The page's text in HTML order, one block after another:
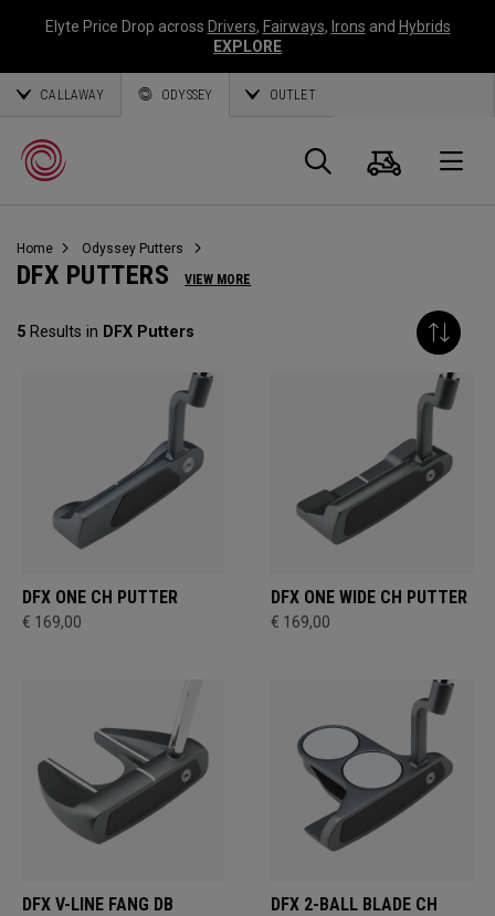
Elyte Price Drop across Drivers, Fairways, Irons and Hybrids
EXPLORE
CALLAWAY ODYSSEY OUTLET
Callaway
Golf
Suche
Home Odyssey Putters
DFX PUTTERS VIEW MORE
5 Results in DFX Putters
DFX ONE CH PUTTER
€ 169,00
DFX ONE WIDE CH PUTTER
€ 169,00
DFX V-LINE FANG DB
DFX 2-BALL BLADE CH